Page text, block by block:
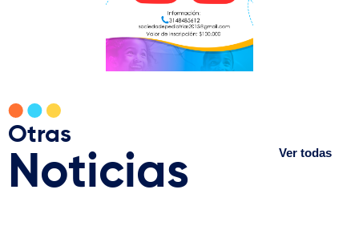
Otras
Noticias Ver todas